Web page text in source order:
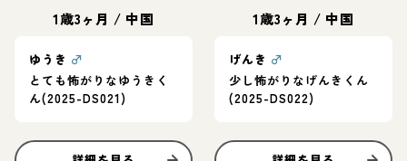
1歳3ヶ月 / 中国
ゆうき ♂
とても怖がりなゆうきく
ん(2025-DS021)
1歳3ヶ月 / 中国
げんき ♂
少し怖がりなげんきくん
(2025-DS022)